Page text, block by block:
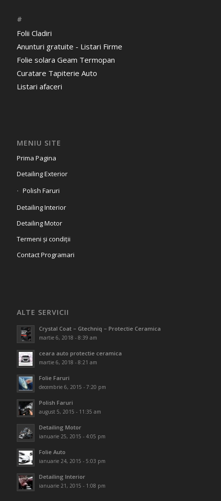
#
Folii Cladiri
Anunturi gratuite - Listari Firme
Folie solara Geam Termopan
Curatare Tapiterie Auto
Listari afaceri
MENIU SITE
Prima Pagina
Detailing Exterior
Polish Faruri
Detailing Interior
Detailing Motor
Termeni și condiții
Contact Programari
ALTE SERVICII
Crystal Coat – Gtechniq – Protectie Ceramica
martie 6, 2018 - 8:39 am
ceara auto protectie ceramica
martie 6, 2018 - 8:21 am
Folie Faruri
decembrie 6, 2015 - 7:20 pm
Polish Faruri
august 5, 2015 - 11:35 am
Detailing Motor
ianuarie 25, 2015 - 4:05 pm
Folie Auto
ianuarie 24, 2015 - 5:03 pm
Detailing Interior
ianuarie 21, 2015 - 1:08 pm